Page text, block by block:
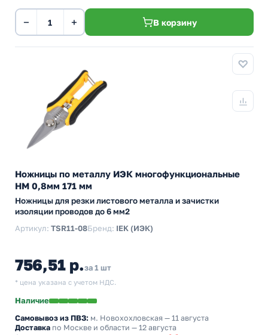
− + В корзину
Ножницы по металлу ИЭК многофункциональные
НМ 0,8мм 171 мм
Ножницы для резки листового металла и зачистки
изоляции проводов до 6 мм2
Артикул: TSR11-08Бренд: IEK (ИЭК)
756,51 р.за 1 шт
* цена указана с учетом НДС.
Наличие
Самовывоз из ПВЗ: м. Новохохловская — 11 августа
Доставка по Москве и области — 12 августа